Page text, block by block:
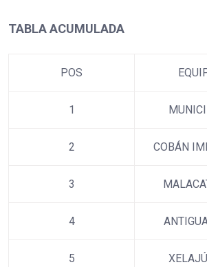
TABLA ACUMULADA
POS
1
2 COBÁN
3
4
5